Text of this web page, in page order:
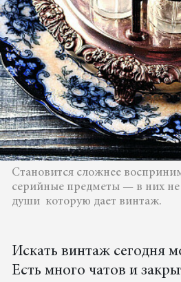
Становится сложнее
серийные предметы — в них не
души которую дает винтаж.
Искать винтаж сегодня
Есть много чатов и